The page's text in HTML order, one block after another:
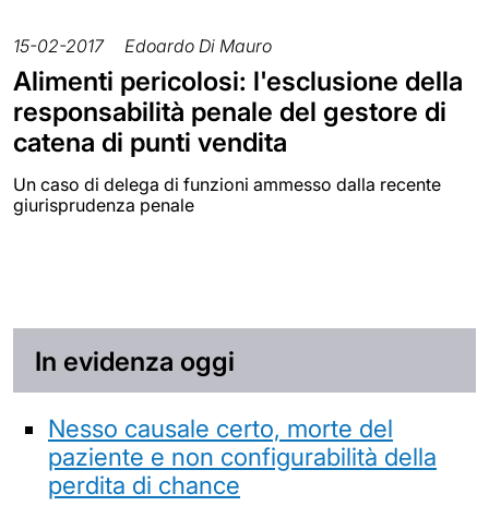
15-02-2017 Edoardo Di Mauro
Alimenti pericolosi: l'esclusione della
responsabilità penale del gestore di
catena di punti vendita
Un caso di delega di funzioni ammesso dalla recente
giurisprudenza penale
In evidenza oggi
Nesso causale certo, morte del
paziente e non configurabilità della
perdita di chance